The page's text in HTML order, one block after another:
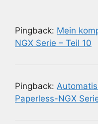
Pingback: Mein
NGX Serie – Teil 10
Pingback:
Paperless-NGX